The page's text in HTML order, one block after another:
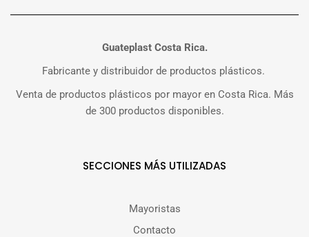
Guateplast Costa Rica.
Fabricante y distribuidor de productos plásticos.
Venta de productos plásticos por mayor en Costa Rica. Más
de 300 productos disponibles.
SECCIONES MÁS UTILIZADAS
Mayoristas
Contacto